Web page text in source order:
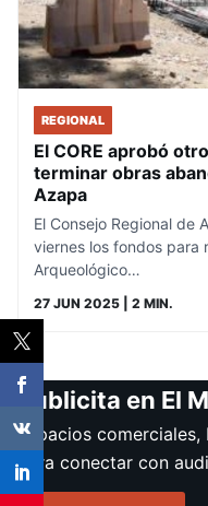
REGIONAL
El CORE aprobó
terminar obras
Azapa
El Consejo Regional de
viernes los fondos para
Arqueológico…
27 JUN 2025 | 2 MIN.
Publicita en El
Espacios
para conectar con